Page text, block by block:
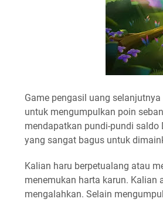
Game pengasil uang
untuk mengumpulkan poin
mendapatkan pundi-pundi
yang sangat bagus untuk
Kalian haru berpetualang atau
menemukan harta karun. Kalian
mengalahkan. Selain